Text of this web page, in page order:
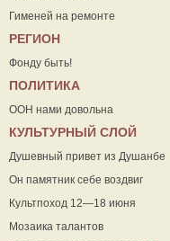
Гименей на ремонте
РЕГИОН
Фонду быть!
ПОЛИТИКА
ООН нами довольна
КУЛЬТУРНЫЙ СЛОЙ
Душевный привет из Душанбе
Он памятник себе воздвиг
Культпоход 12—18 июня
Мозаика талантов